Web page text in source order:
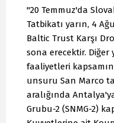
"20 Temmuz'da
Tatbikatı yarın, 4
Baltic Trust Karşı
sona erecektir. Diğer
faaliyetleri
unsuru San Marco
aralığında
Grubu-2 (SNMG-2)